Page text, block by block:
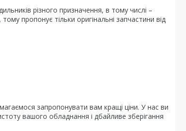
різного призначення, в тому числі –
пропонує тільки оригінальні запчастини від
запропонувати вам кращі ціни. У нас ви
вашого обладнання і дбайливе зберігання